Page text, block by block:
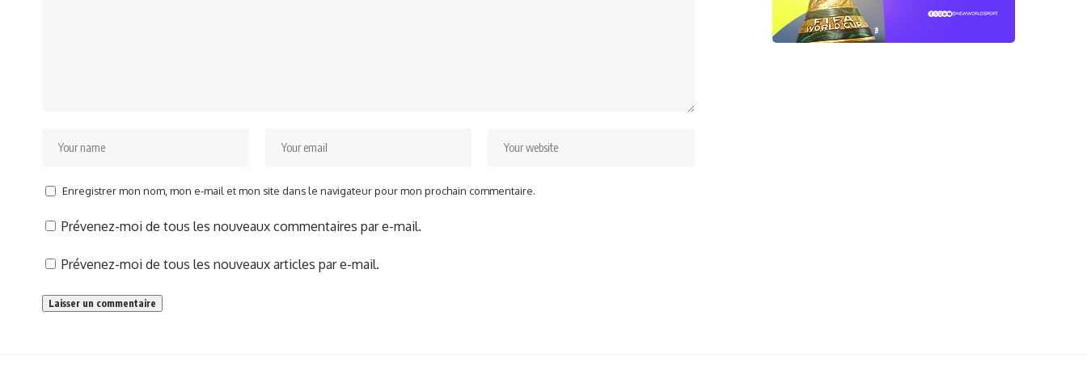
Enregistrer mon nom, mon e-mail et mon site dans le navigateur pour mon prochain commentaire.
Prévenez-moi de tous les nouveaux commentaires par e-mail.
Prévenez-moi de tous les nouveaux articles par e-mail.